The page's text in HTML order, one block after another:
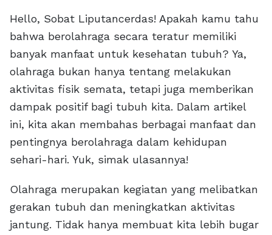
Hello, Sobat Liputancerdas! Apakah kamu tahu
bahwa berolahraga secara teratur memiliki
banyak manfaat untuk kesehatan tubuh? Ya,
olahraga bukan hanya tentang melakukan
aktivitas fisik semata, tetapi juga memberikan
dampak positif bagi tubuh kita. Dalam artikel
ini, kita akan membahas berbagai manfaat dan
pentingnya berolahraga dalam kehidupan
sehari-hari. Yuk, simak ulasannya!
Olahraga merupakan kegiatan yang melibatkan
gerakan tubuh dan meningkatkan aktivitas
jantung. Tidak hanya membuat kita lebih bugar